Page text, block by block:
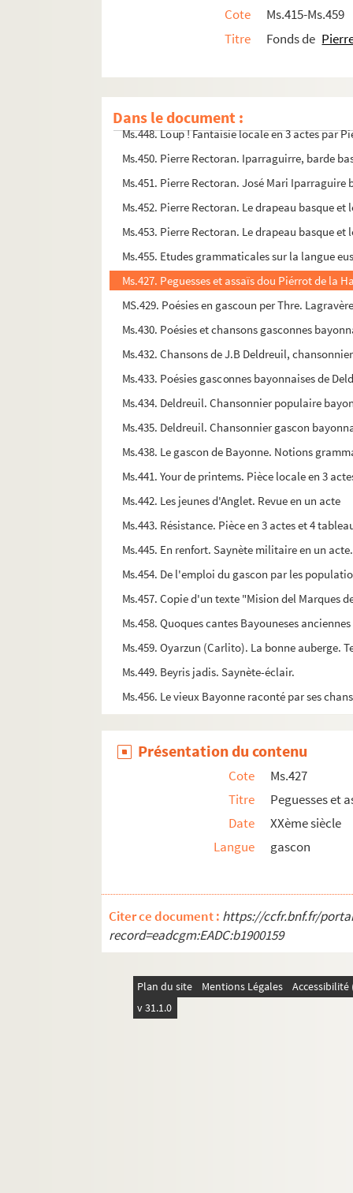
Cote
Ms.415-Ms.459
Titre
Fonds de
Dans le document :
Ms.439. Chansons basques. Du n°1 au n°219.
Ms.440. Dantza jauntziak
Ms.447. Loup! Revue bayonnaise en 3 actes et
Ms.448. Loup ! Fantaisie locale en 3 actes par
Ms.450. Pierre Rectoran. Iparraguirre, barde
Ms.451. Pierre Rectoran. José Mari Iparraguire
Ms.452. Pierre Rectoran. Le drapeau basque et
Ms.453. Pierre Rectoran. Le drapeau basque et
Ms.455. Etudes grammaticales sur la langue
Ms.427. Peguesses et assaïs dou Piérrot de la
MS.429. Poésies en gascoun per Thre.
Ms.430. Poésies et chansons gasconnes
Ms.432. Chansons de J.B Deldreuil,
Ms.433. Poésies gasconnes bayonnaises de
Ms.434. Deldreuil. Chansonnier populaire
Ms.435. Deldreuil. Chansonnier gascon
Ms.438. Le gascon de Bayonne. Notions
Ms.441. Your de printems. Pièce locale en 3
Ms.442. Les jeunes d'Anglet. Revue en un acte
Ms.443. Résistance. Pièce en 3 actes et 4
Ms.445. En renfort. Saynète militaire en un acte.
Ms.454. De l'emploi du gascon par les
Ms.457. Copie d'un texte "Mision del Marques
Ms.458. Quoques cantes Bayouneses
Ms.459. Oyarzun (Carlito). La bonne auberge.
Ms.449. Beyris jadis. Saynète-éclair.
Ms.456. Le vieux Bayonne raconté par ses
Présentation du contenu
Cote
Ms.427
Titre
Peguesses et
Date
XXème siècle
Langue
gascon
Citer ce document : https://ccfr.bnf.fr/
record=eadcgm:EADC:b1900159
Plan du site Mentions Légales
v 31.1.0